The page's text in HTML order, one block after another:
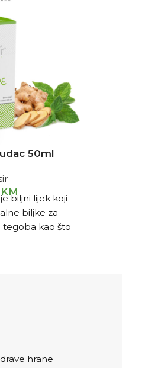
50ml
KM
biljni lijek koji
biljke za
tegoba kao što
hrane